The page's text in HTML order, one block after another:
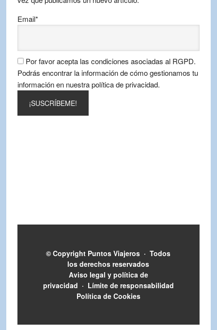
Email*
Por favor acepta las condiciones asociadas al RGPD.
Podrás encontrar la información de cómo gestionamos tu
información en nuestra política de privacidad.
© Copyright Puntos Viajeros · Todos
los derechos reservados
Aviso legal y política de
privacidad · Límite de responsabilidad
Política de Cookies